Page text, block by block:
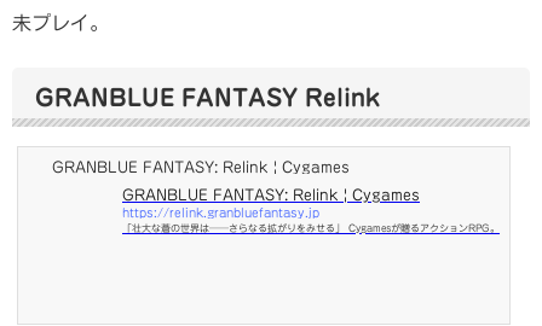
未プレイ。
GRANBLUE FANTASY Relink
GRANBLUE FANTASY: Relink | Cygames
GRANBLUE FANTASY: Relink | Cygames
https://relink.granbluefantasy.jp
「壮大な蒼の世界は──さらなる拡がりをみせる」 Cygamesが贈るアクションRPG。